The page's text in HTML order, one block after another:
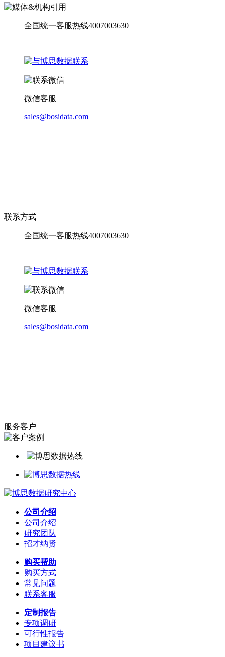
全国统一客服热线4007003630
微信客服
sales@bosidata.com
联系方式
全国统一客服热线4007003630
微信客服
sales@bosidata.com
服务客户
公司介绍
公司介绍
研究团队
招才纳贤
购买帮助
购买方式
常见问题
联系客服
定制报告
专项调研
可行性报告
项目建议书